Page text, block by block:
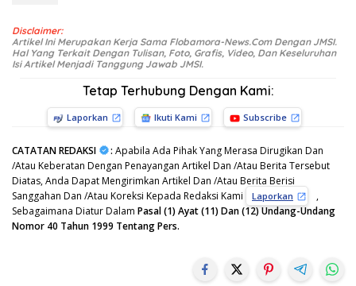
Disclaimer:
Artikel Ini Merupakan Kerja Sama Flobamora-News.Com Dengan JMSI.
Hal Yang Terkait Dengan Tulisan, Foto, Grafis, Video, Dan Keseluruhan
Isi Artikel Menjadi Tanggung Jawab JMSI.
Tetap Terhubung Dengan Kami:
Laporkan Ikuti Kami Subscribe
CATATAN REDAKSI : Apabila Ada Pihak Yang Merasa Dirugikan Dan
/Atau Keberatan Dengan Penayangan Artikel Dan /Atau Berita Tersebut
Diatas, Anda Dapat Mengirimkan Artikel Dan /Atau Berita Berisi
Sanggahan Dan /Atau Koreksi Kepada Redaksi Kami
Laporkan
,
Sebagaimana Diatur Dalam Pasal (1) Ayat (11) Dan (12) Undang-Undang
Nomor 40 Tahun 1999 Tentang Pers.